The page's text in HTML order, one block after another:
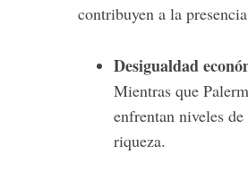
contribuyen a la presencia
Desigualdad
Mientras que
enfrentan niveles de
riqueza.